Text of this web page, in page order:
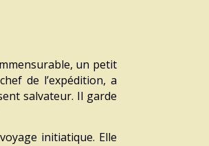
un petit
de l’expédition, a
salvateur. Il garde
initiatique. Elle